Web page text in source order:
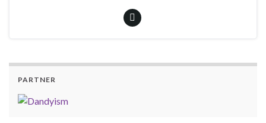
PARTNER